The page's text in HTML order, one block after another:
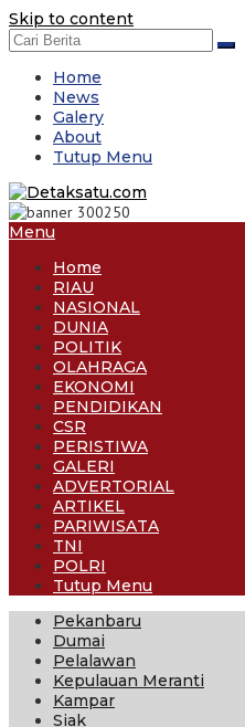
Skip to content
Home
News
Galery
About
Tutup Menu
Menu
Home
RIAU
NASIONAL
DUNIA
POLITIK
OLAHRAGA
EKONOMI
PENDIDIKAN
CSR
PERISTIWA
GALERI
ADVERTORIAL
ARTIKEL
PARIWISATA
TNI
POLRI
Tutup Menu
Pekanbaru
Dumai
Pelalawan
Kepulauan Meranti
Kampar
Siak